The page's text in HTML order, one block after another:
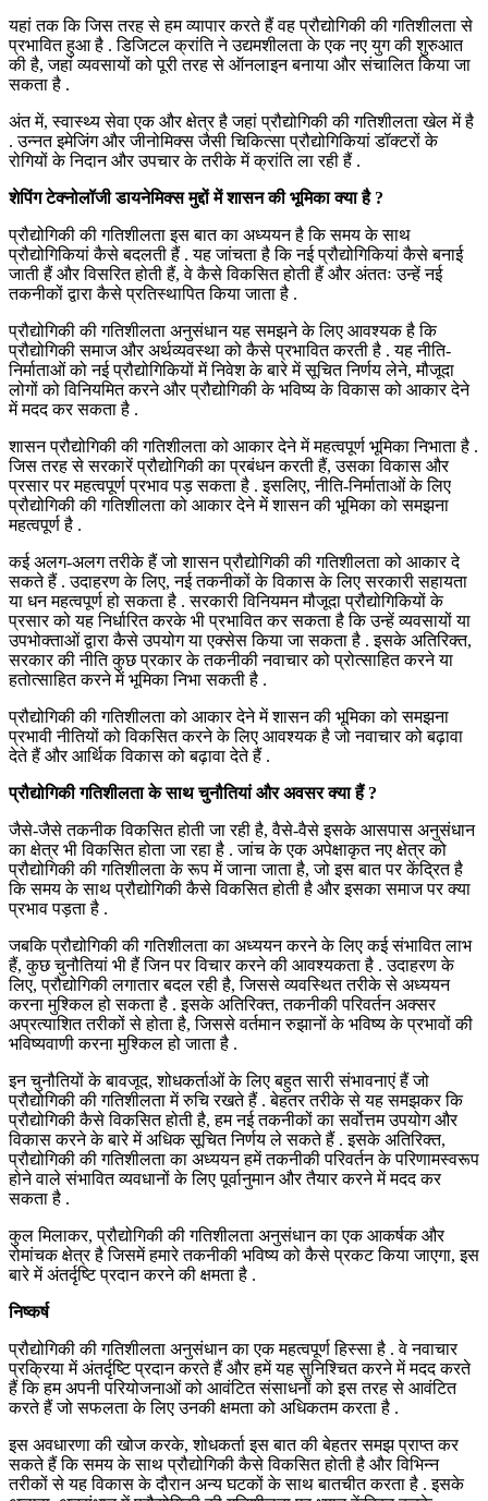
यहां तक कि जिस तरह से हम व्यापार करते हैं वह प्रौद्योगिकी की गतिशीलता से
प्रभावित हुआ है . डिजिटल क्रांति ने उद्यमशीलता के एक नए युग की शुरुआत
की है, जहां व्यवसायों को पूरी तरह से ऑनलाइन बनाया और संचालित किया जा
सकता है .
अंत में, स्वास्थ्य सेवा एक और क्षेत्र है जहां प्रौद्योगिकी की गतिशीलता खेल में है
. उन्नत इमेजिंग और जीनोमिक्स जैसी चिकित्सा प्रौद्योगिकियां डॉक्टरों के
रोगियों के निदान और उपचार के तरीके में क्रांति ला रही हैं .
शेपिंग टेक्नोलॉजी डायनेमिक्स मुद्दों में शासन की भूमिका क्या है ?
प्रौद्योगिकी की गतिशीलता इस बात का अध्ययन है कि समय के साथ
प्रौद्योगिकियां कैसे बदलती हैं . यह जांचता है कि नई प्रौद्योगिकियां कैसे बनाई
जाती हैं और विसरित होती हैं, वे कैसे विकसित होती हैं और अंततः उन्हें नई
तकनीकों द्वारा कैसे प्रतिस्थापित किया जाता है .
प्रौद्योगिकी की गतिशीलता अनुसंधान यह समझने के लिए आवश्यक है कि
प्रौद्योगिकी समाज और अर्थव्यवस्था को कैसे प्रभावित करती है . यह नीति-
निर्माताओं को नई प्रौद्योगिकियों में निवेश के बारे में सूचित निर्णय लेने, मौजूदा
लोगों को विनियमित करने और प्रौद्योगिकी के भविष्य के विकास को आकार देने
में मदद कर सकता है .
शासन प्रौद्योगिकी की गतिशीलता को आकार देने में महत्वपूर्ण भूमिका निभाता है .
जिस तरह से सरकारें प्रौद्योगिकी का प्रबंधन करती हैं, उसका विकास और
प्रसार पर महत्वपूर्ण प्रभाव पड़ सकता है . इसलिए, नीति-निर्माताओं के लिए
प्रौद्योगिकी की गतिशीलता को आकार देने में शासन की भूमिका को समझना
महत्वपूर्ण है .
कई अलग-अलग तरीके हैं जो शासन प्रौद्योगिकी की गतिशीलता को आकार दे
सकते हैं . उदाहरण के लिए, नई तकनीकों के विकास के लिए सरकारी सहायता
या धन महत्वपूर्ण हो सकता है . सरकारी विनियमन मौजूदा प्रौद्योगिकियों के
प्रसार को यह निर्धारित करके भी प्रभावित कर सकता है कि उन्हें व्यवसायों या
उपभोक्ताओं द्वारा कैसे उपयोग या एक्सेस किया जा सकता है . इसके अतिरिक्त,
सरकार की नीति कुछ प्रकार के तकनीकी नवाचार को प्रोत्साहित करने या
हतोत्साहित करने में भूमिका निभा सकती है .
प्रौद्योगिकी की गतिशीलता को आकार देने में शासन की भूमिका को समझना
प्रभावी नीतियों को विकसित करने के लिए आवश्यक है जो नवाचार को बढ़ावा
देते हैं और आर्थिक विकास को बढ़ावा देते हैं .
प्रौद्योगिकी गतिशीलता के साथ चुनौतियां और अवसर क्या हैं ?
जैसे-जैसे तकनीक विकसित होती जा रही है, वैसे-वैसे इसके आसपास अनुसंधान
का क्षेत्र भी विकसित होता जा रहा है . जांच के एक अपेक्षाकृत नए क्षेत्र को
प्रौद्योगिकी की गतिशीलता के रूप में जाना जाता है, जो इस बात पर केंद्रित है
कि समय के साथ प्रौद्योगिकी कैसे विकसित होती है और इसका समाज पर क्या
प्रभाव पड़ता है .
जबकि प्रौद्योगिकी की गतिशीलता का अध्ययन करने के लिए कई संभावित लाभ
हैं, कुछ चुनौतियां भी हैं जिन पर विचार करने की आवश्यकता है . उदाहरण के
लिए, प्रौद्योगिकी लगातार बदल रही है, जिससे व्यवस्थित तरीके से अध्ययन
करना मुश्किल हो सकता है . इसके अतिरिक्त, तकनीकी परिवर्तन अक्सर
अप्रत्याशित तरीकों से होता है, जिससे वर्तमान रुझानों के भविष्य के प्रभावों की
भविष्यवाणी करना मुश्किल हो जाता है .
इन चुनौतियों के बावजूद, शोधकर्ताओं के लिए बहुत सारी संभावनाएं हैं जो
प्रौद्योगिकी की गतिशीलता में रुचि रखते हैं . बेहतर तरीके से यह समझकर कि
प्रौद्योगिकी कैसे विकसित होती है, हम नई तकनीकों का सर्वोत्तम उपयोग और
विकास करने के बारे में अधिक सूचित निर्णय ले सकते हैं . इसके अतिरिक्त,
प्रौद्योगिकी की गतिशीलता का अध्ययन हमें तकनीकी परिवर्तन के परिणामस्वरूप
होने वाले संभावित व्यवधानों के लिए पूर्वानुमान और तैयार करने में मदद कर
सकता है .
कुल मिलाकर, प्रौद्योगिकी की गतिशीलता अनुसंधान का एक आकर्षक और
रोमांचक क्षेत्र है जिसमें हमारे तकनीकी भविष्य को कैसे प्रकट किया जाएगा, इस
बारे में अंतर्दृष्टि प्रदान करने की क्षमता है .
निष्कर्ष
प्रौद्योगिकी की गतिशीलता अनुसंधान का एक महत्वपूर्ण हिस्सा है . वे नवाचार
प्रक्रिया में अंतर्दृष्टि प्रदान करते हैं और हमें यह सुनिश्चित करने में मदद करते
हैं कि हम अपनी परियोजनाओं को आवंटित संसाधनों को इस तरह से आवंटित
करते हैं जो सफलता के लिए उनकी क्षमता को अधिकतम करता है .
इस अवधारणा की खोज करके, शोधकर्ता इस बात की बेहतर समझ प्राप्त कर
सकते हैं कि समय के साथ प्रौद्योगिकी कैसे विकसित होती है और विभिन्न
तरीकों से यह विकास के दौरान अन्य घटकों के साथ बातचीत करता है . इसके